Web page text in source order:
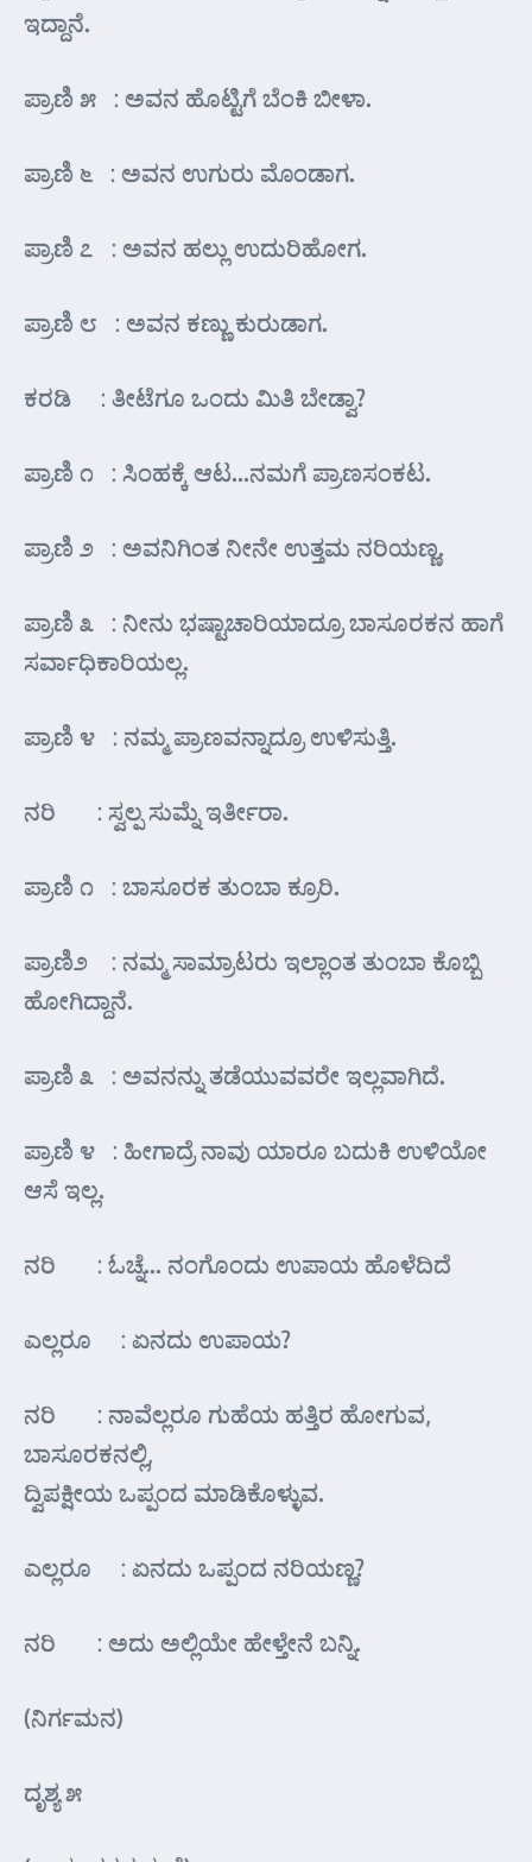
ಇದ್ದಾನೆ.
ಪ್ರಾಣಿ ೫ : ಅವನ ಹೊಟ್ಟಿಗೆ ಬೆಂಕಿ ಬೀಳಾ.
ಪ್ರಾಣಿ ೬ : ಅವನ ಉಗುರು ಮೊಂಡಾಗ.
ಪ್ರಾಣಿ ೭ : ಅವನ ಹಲ್ಲು ಉದುರಿಹೋಗ.
ಪ್ರಾಣಿ ೮ : ಅವನ ಕಣ್ಣು ಕುರುಡಾಗ.
ಕರಡಿ : ತೀಟೆಗೂ ಒಂದು ಮಿತಿ ಬೇಡ್ವಾ?
ಪ್ರಾಣಿ ೧ : ಸಿಂಹಕ್ಕೆ ಆಟ…ನಮಗೆ ಪ್ರಾಣಸಂಕಟ.
ಪ್ರಾಣಿ ೨ : ಅವನಿಗಿಂತ ನೀನೇ ಉತ್ತಮ ನರಿಯಣ್ಣ.
ಪ್ರಾಣಿ ೩ : ನೀನು ಭಷ್ಟಾಚಾರಿಯಾದ್ರೂ ಬಾಸೂರಕನ ಹಾಗೆ
ಸರ್ವಾಧಿಕಾರಿಯಲ್ಲ.
ಪ್ರಾಣಿ ೪ : ನಮ್ಮ ಪ್ರಾಣವನ್ನಾದ್ರೂ ಉಳಿಸುತ್ತಿ.
ನರಿ : ಸ್ವಲ್ಪ ಸುಮ್ನೆ ಇರ್ತೀರಾ.
ಪ್ರಾಣಿ ೧ : ಬಾಸೂರಕ ತುಂಬಾ ಕ್ರೂರಿ.
ಪ್ರಾಣಿ೨ : ನಮ್ಮ ಸಾಮ್ರಾಟರು ಇಲ್ಲಾಂತ ತುಂಬಾ ಕೊಬ್ಬಿ
ಹೋಗಿದ್ದಾನೆ.
ಪ್ರಾಣಿ ೩ : ಅವನನ್ನು ತಡೆಯುವವರೇ ಇಲ್ಲವಾಗಿದೆ.
ಪ್ರಾಣಿ ೪ : ಹೀಗಾದ್ರೆ ನಾವು ಯಾರೂ ಬದುಕಿ ಉಳಿಯೋ
ಆಸೆ ಇಲ್ಲ.
ನರಿ : ಓಚ್ನೆ… ನಂಗೊಂದು ಉಪಾಯ ಹೊಳೆದಿದೆ
ಎಲ್ಲರೂ : ಏನದು ಉಪಾಯ?
ನರಿ : ನಾವೆಲ್ಲರೂ ಗುಹೆಯ ಹತ್ತಿರ ಹೋಗುವ,
ಬಾಸೂರಕನಲ್ಲಿ,
ದ್ವಿಪಕ್ಷೀಯ ಒಪ್ಪಂದ ಮಾಡಿಕೊಳ್ಳುವ.
ಎಲ್ಲರೂ : ಏನದು ಒಪ್ಪಂದ ನರಿಯಣ್ಣ?
ನರಿ : ಅದು ಅಲ್ಲಿಯೇ ಹೇಳ್ತೇನೆ ಬನ್ನಿ.
(ನಿರ್ಗಮನ)
ದೃಶ್ಯ ೫